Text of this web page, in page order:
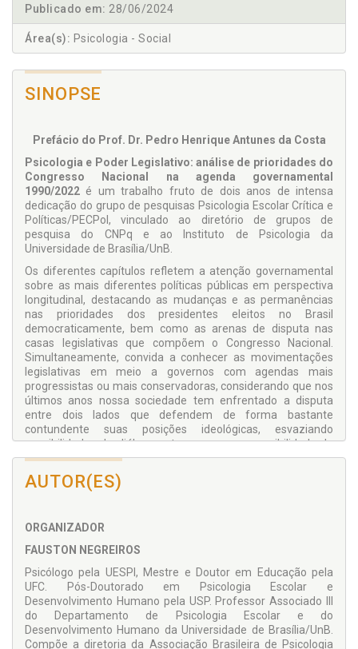
Publicado em: 28/06/2024
Área(s): Psicologia - Social
SINOPSE
Prefácio do Prof. Dr. Pedro Henrique Antunes da Costa
Psicologia e Poder Legislativo: análise de prioridades do
Congresso Nacional na agenda governamental
1990/2022 é um trabalho fruto de dois anos de intensa
dedicação do grupo de pesquisas Psicologia Escolar Crítica e
Políticas/PECPol, vinculado ao diretório de grupos de
pesquisa do CNPq e ao Instituto de Psicologia da
Universidade de Brasília/UnB.
Os diferentes capítulos refletem a atenção governamental
sobre as mais diferentes políticas públicas em perspectiva
longitudinal, destacando as mudanças e as permanências
nas prioridades dos presidentes eleitos no Brasil
democraticamente, bem como as arenas de disputa nas
casas legislativas que compõem o Congresso Nacional.
Simultaneamente, convida a conhecer as movimentações
legislativas em meio a governos com agendas mais
progressistas ou mais conservadoras, considerando que nos
últimos anos nossa sociedade tem enfrentado a disputa
entre dois lados que defendem de forma bastante
contundente suas posições ideológicas, esvaziando
possibilidades de diálogo entre grupos e a possibilidade de
atender o que tem sido demandando pela população no
campo das políticas públicas.
E como a Psicologia tem comparecido nesse processo de
de políticas públicas? O livro
Nacional na agenda governamental 1990/2022
leitor a um novo olhar e a novas formas de engajamento
nesses territórios, sobretudo para que profissionais da área
possam ocupar cada vez mais os lugares de autoria e
articulação de proposições legislativas e de políticas públicas,
em vez de se limitarem tão somente aos atendimentos já
em andamento nos territórios de prestação de serviços
AUTOR(ES)
ORGANIZADOR
FAUSTON NEGREIROS
Psicólogo pela UESPI, Mestre e Doutor em Educação pela
UFC. Pós-Doutorado em Psicologia Escolar e
Desenvolvimento Humano pela USP. Professor Associado III
do Departamento de Psicologia Escolar e do
Desenvolvimento Humano da Universidade de Brasília/UnB.
Compõe a diretoria da Associação Brasileira de Psicologia